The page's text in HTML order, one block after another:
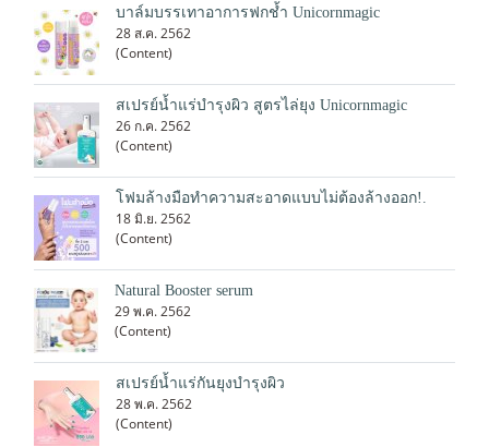
บาล์มบรรเทาอาการฟกช้ำ Unicornmagic
28 ส.ค. 2562
(Content)
สเปรย์น้ำแร่บำรุงผิว สูตรไล่ยุง Unicornmagic
26 ก.ค. 2562
(Content)
โฟมล้างมือทําความสะอาดแบบไม่ต้องล้างออก!.
18 มิ.ย. 2562
(Content)
Natural Booster serum
29 พ.ค. 2562
(Content)
สเปรย์น้ำแร่กันยุงบำรุงผิว
28 พ.ค. 2562
(Content)